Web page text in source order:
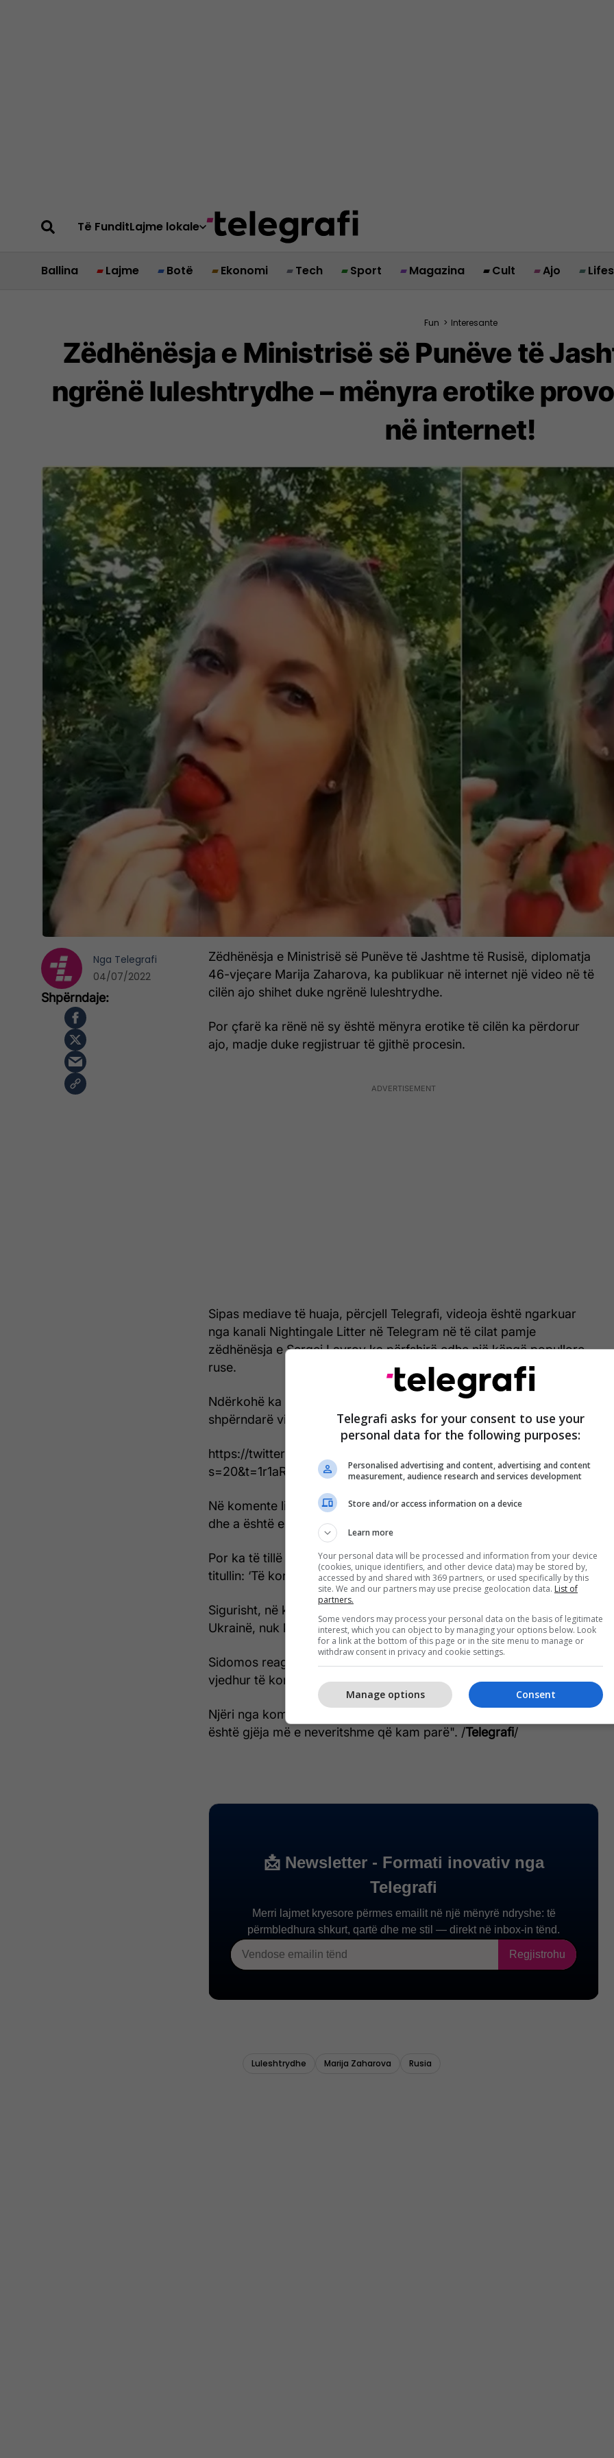
Të FunditLajme lokale
Ballina Lajme Botë Ekonomi Tech Sport Magazina Cult Ajo
Fun > Interesante
Zëdhënësja e Ministrisë së Punëve të
ngrënë luleshtrydhe – mënyra erotike
në internet!
Zëdhënësja e Ministrisë së Punëve të Jashtme të Rusisë, diplomatja
46-vjeçare Marija Zaharova, ka publikuar në internet një video në të
cilën ajo shihet duke ngrënë luleshtrydhe.
Por çfarë ka rënë në sy është mënyra erotike të cilën ka përdorur
ajo, madje duke regjistruar të gjithë procesin.
Sipas mediave të huaja, përcjell Telegrafi, videoja është ngarkuar
nga kanali Nightingale Litter në Telegram në të cilat pamje
zëdhënësja e Sergej Lavrov ka përfshirë edhe një këngë popullore
ruse.
Ndërkohë ka qenë edhe gazetari Kevin Rothrock ai që e ka
shpërndarë videon në Twitter.
https://twitter.com/KevinRothrock/status/1543386256268222465?
s=20&t=1r1aRTKfVcGm1VCj2NAhkw
Në komente lindi pyetja nëse Zaharova është vërtet në këtë video
dhe a është e vërtetë që ajo ka postuar pamjet.
Por ka të tillë që kanë konfirmuar se është ajo dhe se i ka vënë
titullin: ‘Të korrat e mia’.
Sigurisht, në këto rrethana kur Rusia po vazhdon agresionin e saj në
Ukrainë, nuk kanë munguar as komentet rreth saj.
Sidomos reagimet vijnë në kohën kur Rusia akuzohet se është duke
vjedhur të korrat e Ukrainës.
Njëri nga komentuesit ka shkruar: "Nga të gjithë muajt e luftës, kjo
është gjëja më e neveritshme që kam parë". /Telegrafi/
Nga Telegrafi
04/07/2022
Telegrafi asks for your consent to use your
personal data for the following purposes:
Personalised advertising and content, advertising and content
measurement, audience research and services development
Store and/or access information on a device
Learn more
Your personal data will be processed and information from your device
(cookies, unique identifiers, and other device data) may be stored by,
accessed by and shared with 369 partners, or used specifically by this
site. We and our partners may use precise geolocation data. List of
partners.
Some vendors may process your personal data on the basis of legitimate
interest, which you can object to by managing your options below. Look
for a link at the bottom of this page or in the site menu to manage or
withdraw consent in privacy and cookie settings.
Consent
Manage options